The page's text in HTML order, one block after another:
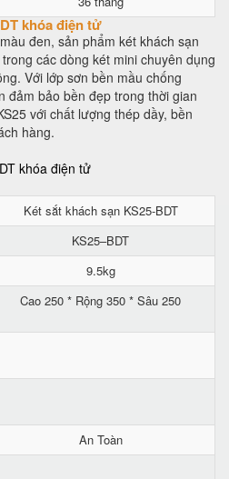
khóa điện tử
đen, sản phẩm két khách sạn
các dòng két mini chuyên dụng
Với lớp sơn bền mầu chống
đảm bảo bền đẹp trong thời gian
với chất lượng thép dầy, bền
hàng.
Két sắt khách sạn KS25-BDT
KS25–BDT
9.5kg
Cao 250 * Rộng 350 * Sâu 250
An Toàn